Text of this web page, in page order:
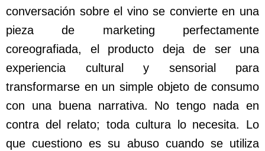
conversación sobre el vino se convierte en una
pieza de marketing perfectamente
coreografiada, el producto deja de ser una
experiencia cultural y sensorial para
transformarse en un simple objeto de consumo
con una buena narrativa. No tengo nada en
contra del relato; toda cultura lo necesita. Lo
que cuestiono es su abuso cuando se utiliza